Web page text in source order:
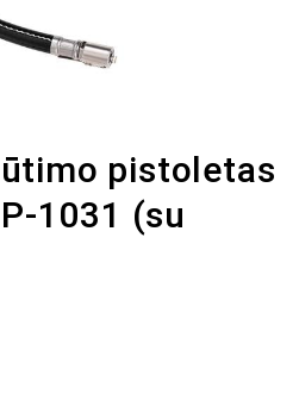
pistoletas
1031 (su